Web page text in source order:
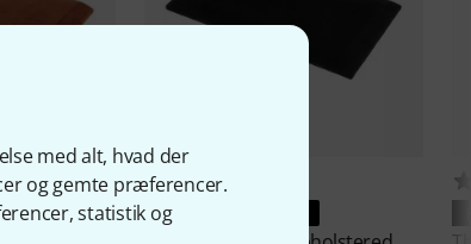
med alt, hvad der
og gemte præferencer.
statistik ogPASSER GARANTERET